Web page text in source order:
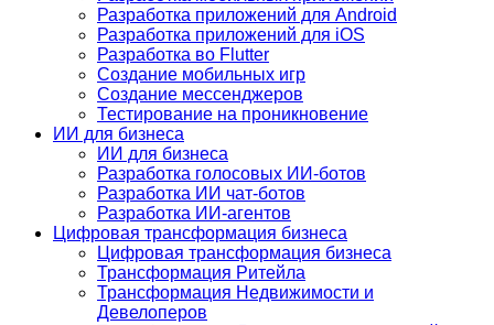
Разработка приложений для Android
Разработка приложений для iOS
Разработка во Flutter
Создание мобильных игр
Создание мессенджеров
Тестирование на проникновение
ИИ для бизнеса
ИИ для бизнеса
Разработка голосовых ИИ-ботов
Разработка ИИ чат-ботов
Разработка ИИ-агентов
Цифровая трансформация бизнеса
Цифровая трансформация бизнеса
Трансформация Ритейла
Трансформация Недвижимости и
Девелоперов